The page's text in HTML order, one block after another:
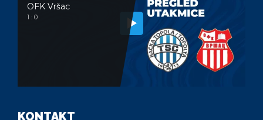
OFK Vršac
1 : 0
KONTAKT